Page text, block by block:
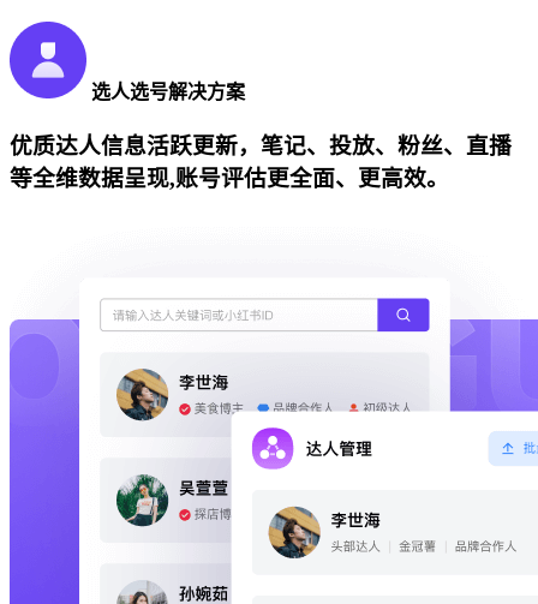
选人选号解决方案
优质达人信息活跃更新，笔记、投放、粉丝、直播
等全维数据呈现,账号评估更全面、更高效。